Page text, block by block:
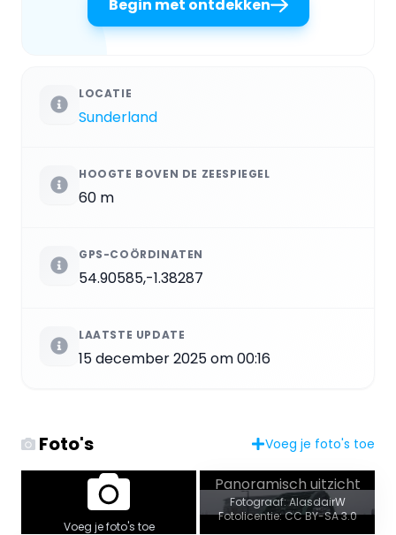
Begin met ontdekken
LOCATIE
Sunderland
HOOGTE BOVEN DE ZEESPIEGEL
60 m
GPS-COÖRDINATEN
54.90585,-1.38287
LAATSTE UPDATE
15 december 2025 om 00:16
Foto's Voeg je foto's toe
Voeg je foto's toe
Panoramisch uitzicht
Fotograaf: AlasdairW
Fotolicentie: CC BY-SA 3.0